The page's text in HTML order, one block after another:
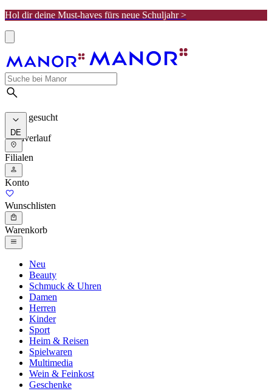
Hol dir deine Must-haves fürs neue Schuljahr >
Meist gesucht
Suchverlauf
DE
Filialen
Konto
Wunschlisten
Warenkorb
Neu
Beauty
Schmuck & Uhren
Damen
Herren
Kinder
Sport
Heim & Reisen
Spielwaren
Multimedia
Wein & Feinkost
Geschenke